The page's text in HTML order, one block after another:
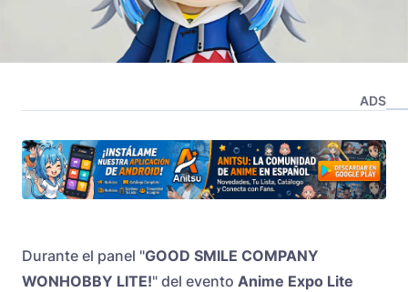
ADS
Durante el panel "GOOD SMILE COMPANY
WONHOBBY LITE!" del evento Anime Expo Lite